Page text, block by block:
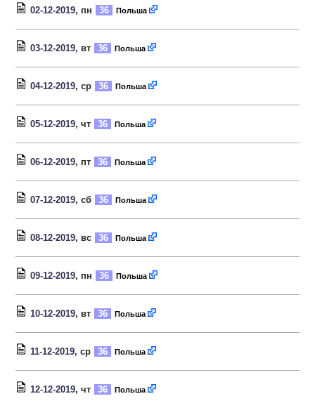
02-12-2019, пн 36 Польша
03-12-2019, вт 36 Польша
04-12-2019, ср 36 Польша
05-12-2019, чт 36 Польша
06-12-2019, пт 36 Польша
07-12-2019, сб 36 Польша
08-12-2019, вс 36 Польша
09-12-2019, пн 36 Польша
10-12-2019, вт 36 Польша
11-12-2019, ср 36 Польша
12-12-2019, чт 36 Польша